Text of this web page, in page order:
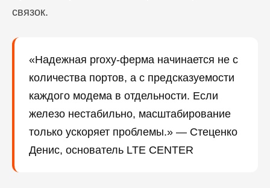
связок.
«Надежная proxy-ферма начинается не с
количества портов, а с предсказуемости
каждого модема в отдельности. Если
железо нестабильно, масштабирование
только ускоряет проблемы.» — Стеценко
Денис, основатель LTE CENTER